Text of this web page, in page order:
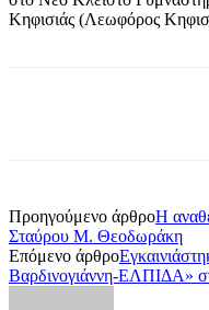
Κηφισιάς (Λεωφόρος
Προηγούμενο άρθροΗ
Σταύρου Μ. Θεοδωράκη
Επόμενο άρθρο
Βαρδινογιάννη-ΕΛΠΙΔΑ»